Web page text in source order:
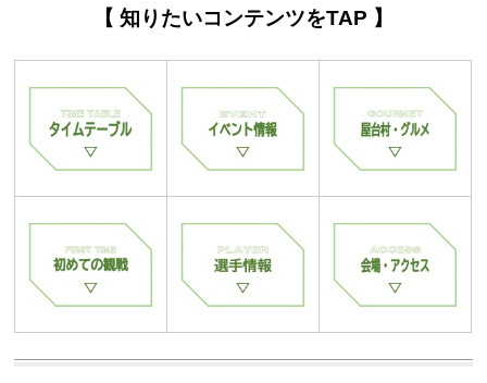
【 知りたいコンテンツをTAP 】